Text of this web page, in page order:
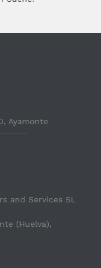
Ayamonte
and Services SL
(Huelva),